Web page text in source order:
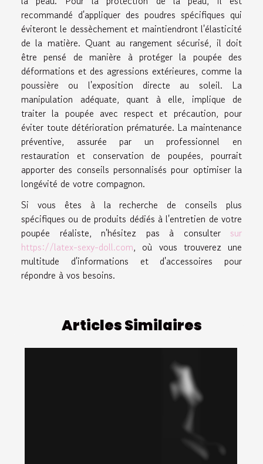
recommandé d'appliquer des poudres spécifiques qui
éviteront le dessèchement et maintiendront l'élasticité
de la matière. Quant au rangement sécurisé, il doit
être pensé de manière à protéger la poupée des
déformations et des agressions extérieures, comme la
poussière ou l'exposition directe au soleil. La
manipulation adéquate, quant à elle, implique de
traiter la poupée avec respect et précaution, pour
éviter toute détérioration prématurée. La maintenance
préventive, assurée par un professionnel en
restauration et conservation de poupées, pourrait
apporter des conseils personnalisés pour optimiser la
longévité de votre compagnon.
Si vous êtes à la recherche de conseils plus
spécifiques ou de produits dédiés à l'entretien de votre
poupée réaliste, n'hésitez pas à consulter sur
https://latex-sexy-doll.com, où vous trouverez une
multitude d'informations et d'accessoires pour
répondre à vos besoins.
Articles Similaires